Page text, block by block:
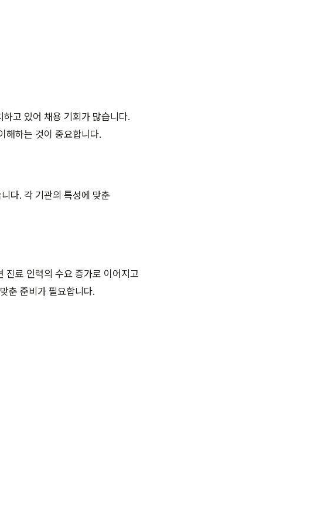
고 있어 채용 기회가 많습니다.
해하는 것이 중요합니다.
다. 각 기관의 특성에 맞춘
진료 인력의 수요 증가로 이어지고
춘 준비가 필요합니다.